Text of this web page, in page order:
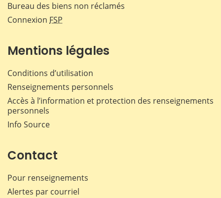
Bureau des biens non réclamés
Connexion FSP
Mentions légales
Conditions d’utilisation
Renseignements personnels
Accès à l’information et protection des renseignements
personnels
Info Source
Contact
Pour renseignements
Alertes par courriel